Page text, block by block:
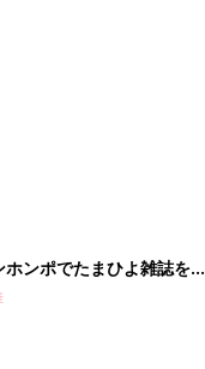
ホンポでたまひよ雑誌を買
10倍【期間限定】